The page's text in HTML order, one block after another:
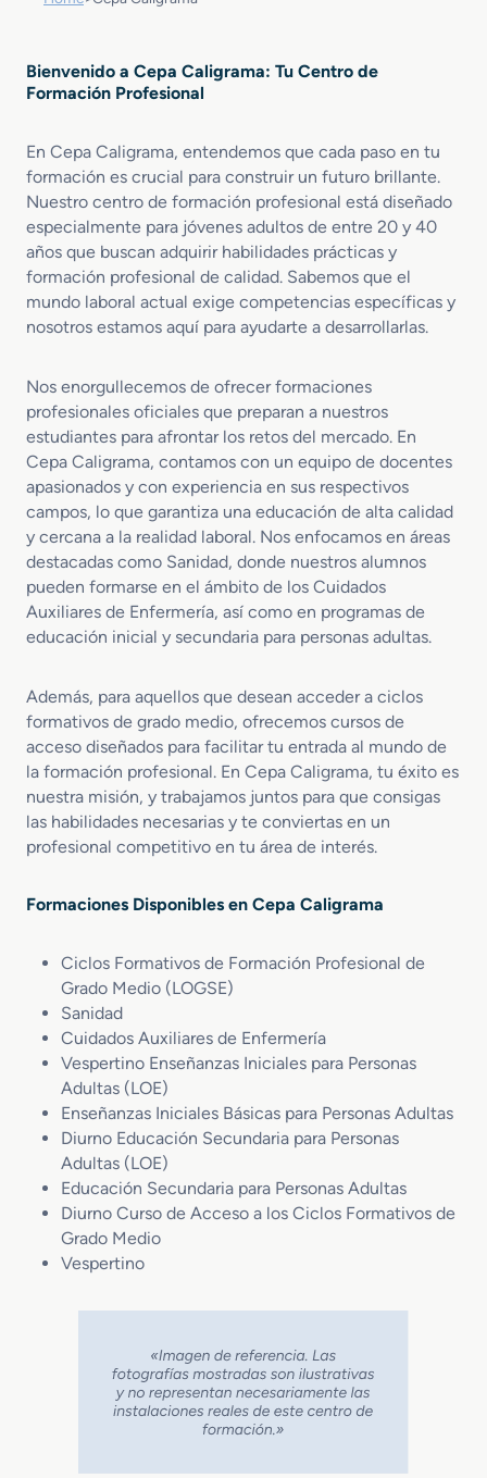
Bienvenido a Cepa Caligrama: Tu Centro de
Formación Profesional
En Cepa Caligrama, entendemos que cada paso en tu
formación es crucial para construir un futuro brillante.
Nuestro centro de formación profesional está diseñado
especialmente para jóvenes adultos de entre 20 y 40
años que buscan adquirir habilidades prácticas y
formación profesional de calidad. Sabemos que el
mundo laboral actual exige competencias específicas y
nosotros estamos aquí para ayudarte a desarrollarlas.
Nos enorgullecemos de ofrecer formaciones
profesionales oficiales que preparan a nuestros
estudiantes para afrontar los retos del mercado. En
Cepa Caligrama, contamos con un equipo de docentes
apasionados y con experiencia en sus respectivos
campos, lo que garantiza una educación de alta calidad
y cercana a la realidad laboral. Nos enfocamos en áreas
destacadas como Sanidad, donde nuestros alumnos
pueden formarse en el ámbito de los Cuidados
Auxiliares de Enfermería, así como en programas de
educación inicial y secundaria para personas adultas.
Además, para aquellos que desean acceder a ciclos
formativos de grado medio, ofrecemos cursos de
acceso diseñados para facilitar tu entrada al mundo de
la formación profesional. En Cepa Caligrama, tu éxito es
nuestra misión, y trabajamos juntos para que consigas
las habilidades necesarias y te conviertas en un
profesional competitivo en tu área de interés.
Formaciones Disponibles en Cepa Caligrama
Ciclos Formativos de Formación Profesional de
Grado Medio (LOGSE)
Sanidad
Cuidados Auxiliares de Enfermería
Vespertino Enseñanzas Iniciales para Personas
Adultas (LOE)
Enseñanzas Iniciales Básicas para Personas Adultas
Diurno Educación Secundaria para Personas
Adultas (LOE)
Educación Secundaria para Personas Adultas
Diurno Curso de Acceso a los Ciclos Formativos de
Grado Medio
Vespertino